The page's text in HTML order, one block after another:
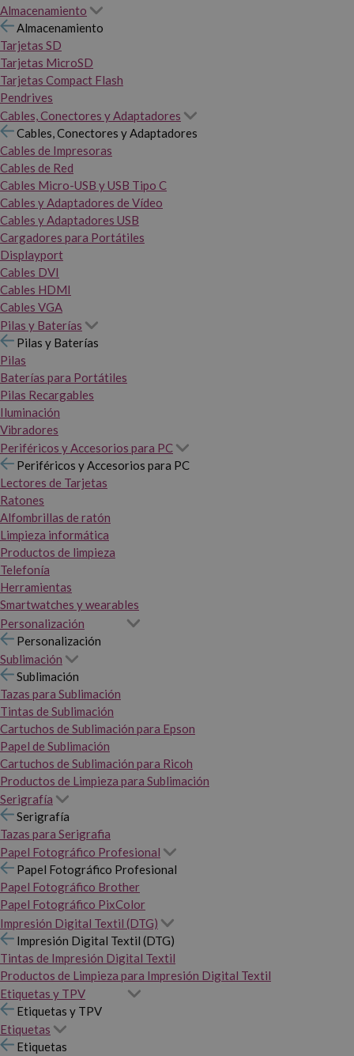
Almacenamiento
Almacenamiento
Tarjetas SD
Tarjetas MicroSD
Tarjetas Compact Flash
Pendrives
Cables, Conectores y Adaptadores
Cables, Conectores y Adaptadores
Cables de Impresoras
Cables de Red
Cables Micro-USB y USB Tipo C
Cables y Adaptadores de Vídeo
Cables y Adaptadores USB
Cargadores para Portátiles
Displayport
Cables DVI
Cables HDMI
Cables VGA
Pilas y Baterías
Pilas y Baterías
Pilas
Baterías para Portátiles
Pilas Recargables
Iluminación
Vibradores
Periféricos y Accesorios para PC
Periféricos y Accesorios para PC
Lectores de Tarjetas
Ratones
Alfombrillas de ratón
Limpieza informática
Productos de limpieza
Telefonía
Herramientas
Smartwatches y wearables
Personalización
Personalización
Sublimación
Sublimación
Tazas para Sublimación
Tintas de Sublimación
Cartuchos de Sublimación para Epson
Papel de Sublimación
Cartuchos de Sublimación para Ricoh
Productos de Limpieza para Sublimación
Serigrafía
Serigrafía
Tazas para Serigrafia
Papel Fotográfico Profesional
Papel Fotográfico Profesional
Papel Fotográfico Brother
Papel Fotográfico PixColor
Impresión Digital Textil (DTG)
Impresión Digital Textil (DTG)
Tintas de Impresión Digital Textil
Productos de Limpieza para Impresión Digital Textil
Etiquetas y TPV
Etiquetas y TPV
Etiquetas
Etiquetas